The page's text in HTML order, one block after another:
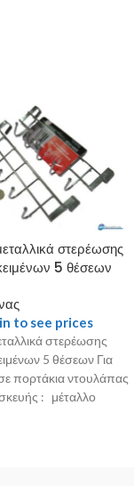
στερέωσης
5 θέσεων
to see prices
στερέωσης
5 θέσεων Για
πορτάκια ντουλάπας
: μέταλλο
: 25X9x2.5 cm Βάρος